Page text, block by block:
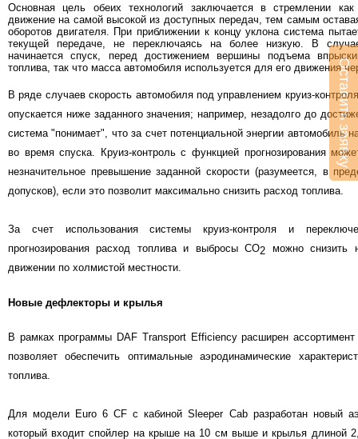
Основная цель обеих технологий заключается в стремлении
движение на самой высокой из доступных передач, тем самым
оборотов двигателя. При приближении к концу уклона система
текущей передаче, не переключаясь на более низкую. В
начинается спуск, перед достижением вершины подъема
топлива, так что масса автомобиля используется для его движения
В ряде случаев скорость автомобиля под управлением круиз-
опускается ниже заданного значения; например, незадолго до
система "понимает", что за счет потенциальной энергии автомобиль
во время спуска. Круиз-контроль с функцией прогнозирования
незначительное превышение заданной скорости (разумеется, в
допусков), если это позволит максимально снизить расход топлива.
За счет использования системы круиз-контроля и
прогнозирования расход топлива и выбросы CO2 можно снизить
движении по холмистой местности.
Новые дефлекторы и крылья
В рамках программы DAF Transport Efficiency расширен
позволяет обеспечить оптимальные аэродинамические
топлива.
Для модели Euro 6 CF с кабиной Sleeper Cab разработан новый
который входит спойлер на крыше на 10 см выше и крылья длиной
Оставить заявку